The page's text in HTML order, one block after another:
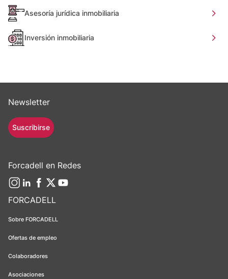
Asesoría jurídica inmobiliaria
Inversión inmobiliaria
FORCADELL
Sobre FORCADELL
Ofertas de empleo
Colaboradores
Asociaciones
Newsletter
Suscribirse
Forcadell en Redes